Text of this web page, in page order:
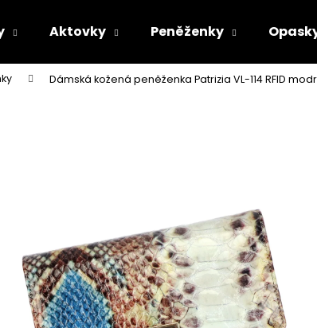
Aktovky Peněženky
Dámská kožená peněženka Patrizia VL-114 RFID
Co potřebujete najít?